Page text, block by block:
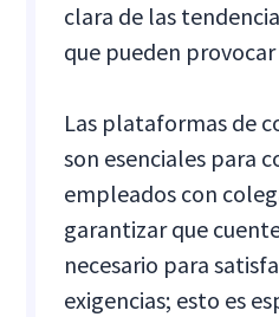
clara de las
que pueden
Las plataformas de
son esenciales para
empleados con
garantizar que
necesario para
exigencias; esto es